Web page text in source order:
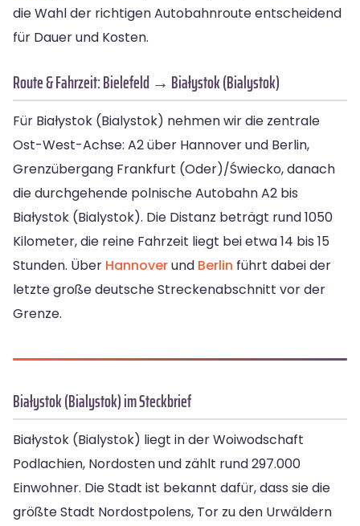
die Wahl der richtigen Autobahnroute entscheidend
für Dauer und Kosten.
Route & Fahrzeit: Bielefeld → Białystok (Bialystok)
Für Białystok (Bialystok) nehmen wir die zentrale
Ost-West-Achse: A2 über Hannover und Berlin,
Grenzübergang Frankfurt (Oder)/Świecko, danach
die durchgehende polnische Autobahn A2 bis
Białystok (Bialystok). Die Distanz beträgt rund 1050
Kilometer, die reine Fahrzeit liegt bei etwa 14 bis 15
Stunden. Über Hannoverund Berlin führt dabei der
letzte große deutsche Streckenabschnitt vor der
Grenze.
Białystok (Bialystok) im Steckbrief
Białystok (Bialystok) liegt in der Woiwodschaft
Podlachien, Nordosten und zählt rund 297.000
Einwohner. Die Stadt ist bekannt dafür, dass sie die
größte Stadt Nordostpolens, Tor zu den Urwäldern